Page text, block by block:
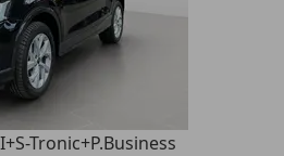
Tronic+P.Business